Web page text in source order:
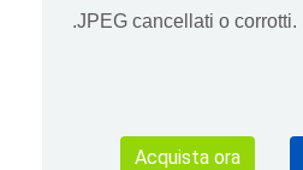
.JPEG cancellati o corrotti.
Acquista ora